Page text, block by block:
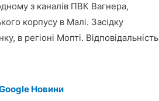
з каналів ПВК Вагнера,
корпусу в Малі. Засідку
в регіоні Мопті. Відповідальність
Новини